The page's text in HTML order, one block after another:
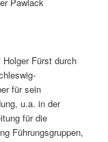
Fürst durch
für sein
u.a. in der
für die
Führungsgruppen,